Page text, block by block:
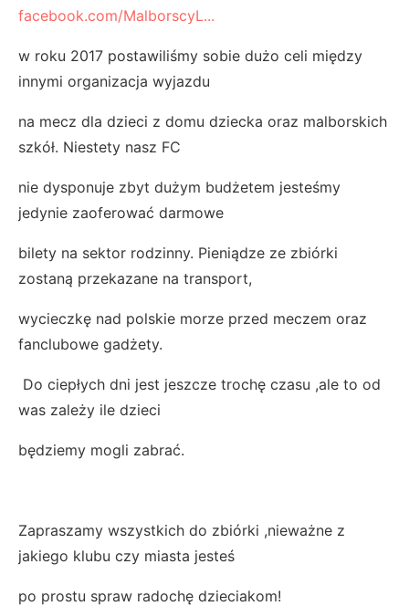
facebook.com/MalborscyL...
w roku 2017 postawiliśmy sobie dużo celi między
innymi organizacja wyjazdu
na mecz dla dzieci z domu dziecka oraz malborskich
szkół. Niestety nasz FC
nie dysponuje zbyt dużym budżetem jesteśmy
jedynie zaoferować darmowe
bilety na sektor rodzinny. Pieniądze ze zbiórki
zostaną przekazane na transport,
wycieczkę nad polskie morze przed meczem oraz
fanclubowe gadżety.
Do ciepłych dni jest jeszcze trochę czasu ,ale to od
was zależy ile dzieci
będziemy mogli zabrać.
Zapraszamy wszystkich do zbiórki ,nieważne z
jakiego klubu czy miasta jesteś
po prostu spraw radochę dzieciakom!